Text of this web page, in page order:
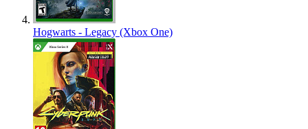
Hogwarts - Legacy (Xbox One)